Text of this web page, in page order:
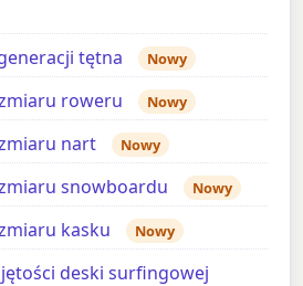
tętna Nowy
roweru Nowy
nart Nowy
snowboardu Nowy
kasku Nowy
deski surfingowej